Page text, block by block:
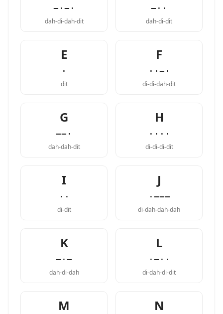
−·−·
dah-di-dah-dit
−··
dah-di-dit
E
·
dit
F
··−·
di-di-dah-dit
G
−−·
dah-dah-dit
H
····
di-di-di-dit
I
··
di-dit
J
·−−−
di-dah-dah-dah
K
−·−
dah-di-dah
L
·−··
di-dah-di-dit
M N